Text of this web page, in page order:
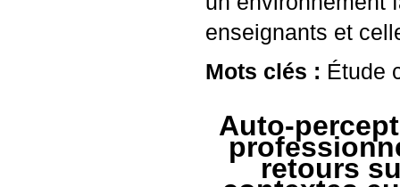
enseignants et
Mots clés : Étude
Auto-
retours